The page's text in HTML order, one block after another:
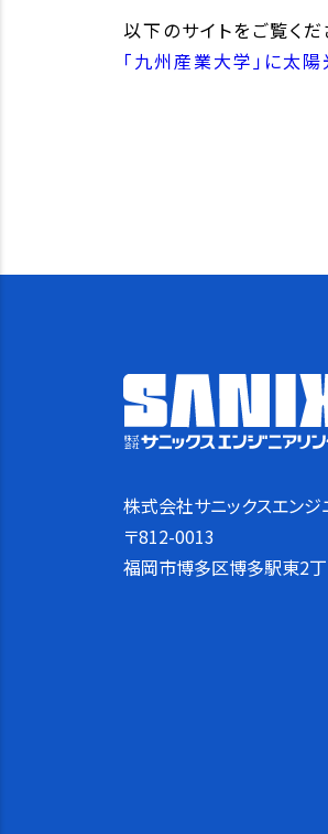
以下のサイトをご覧くだ
「九州産業大学」に太
株式会社サニックスエンジ
〒812-0013
福岡市博多区博多駅東2